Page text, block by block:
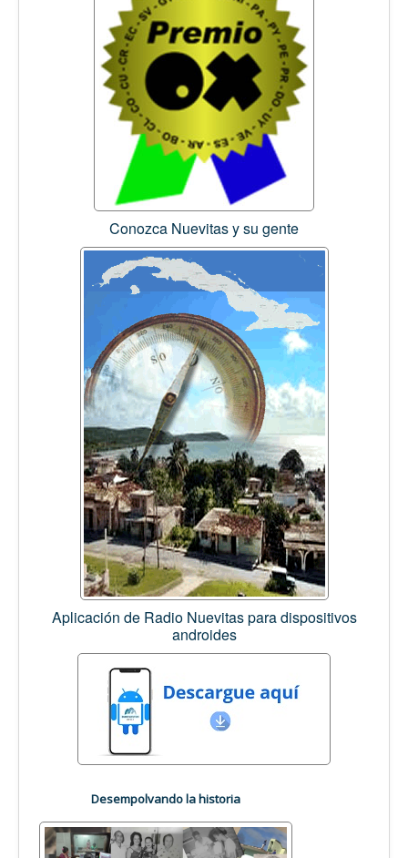
Conozca Nuevitas y su gente
Aplicación de Radio Nuevitas para dispositivos
androides
Desempolvando la historia